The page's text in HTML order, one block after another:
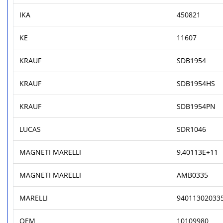
IKA 450821
KE 11607
KRAUF SDB1954
KRAUF SDB1954HS
KRAUF SDB1954PN
LUCAS SDR1046
MAGNETI MARELLI 9,40113E+11
MAGNETI MARELLI AMB0335
MARELLI
OEM 10109980